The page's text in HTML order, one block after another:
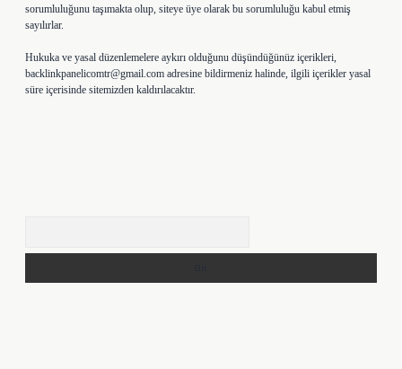
sorumluluğunu taşımakta olup, siteye üye olarak bu sorumluluğu kabul etmiş
sayılırlar.
Hukuka ve yasal düzenlemelere aykırı olduğunu düşündüğünüz içerikleri,
backlinkpanelicomtr@gmail.com adresine bildirmeniz halinde, ilgili içerikler yasal
süre içerisinde sitemizden kaldırılacaktır.